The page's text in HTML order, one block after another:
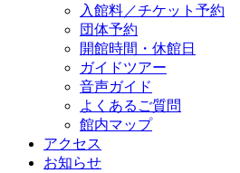
入館料／チケット予約
団体予約
開館時間・休館日
ガイドツアー
音声ガイド
よくあるご質問
館内マップ
アクセス
お知らせ